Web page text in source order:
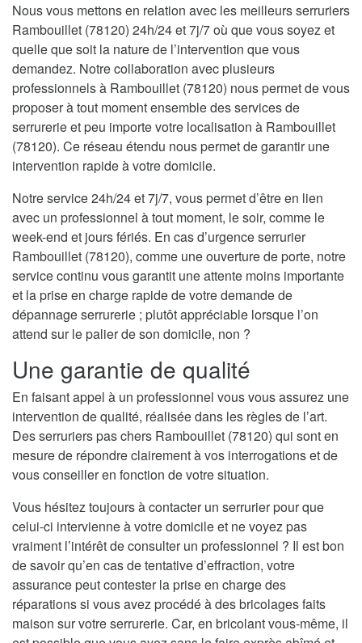
Nous vous mettons en relation avec les meilleurs serruriers
Rambouillet (78120) 24h/24 et 7j/7 où que vous soyez et
quelle que soit la nature de l’intervention que vous
demandez. Notre collaboration avec plusieurs
professionnels à Rambouillet (78120) nous permet de vous
proposer à tout moment ensemble des services de
serrurerie et peu importe votre localisation à Rambouillet
(78120). Ce réseau étendu nous permet de garantir une
intervention rapide à votre domicile.
Notre service 24h/24 et 7j/7, vous permet d’être en lien
avec un professionnel à tout moment, le soir, comme le
week-end et jours fériés. En cas d’urgence serrurier
Rambouillet (78120), comme une ouverture de porte, notre
service continu vous garantit une attente moins importante
et la prise en charge rapide de votre demande de
dépannage serrurerie ; plutôt appréciable lorsque l’on
attend sur le palier de son domicile, non ?
Une garantie de qualité
En faisant appel à un professionnel vous vous assurez une
intervention de qualité, réalisée dans les règles de l’art.
Des serruriers pas chers Rambouillet (78120) qui sont en
mesure de répondre clairement à vos interrogations et de
vous conseiller en fonction de votre situation.
Vous hésitez toujours à contacter un serrurier pour que
celui-ci intervienne à votre domicile et ne voyez pas
vraiment l’intérêt de consulter un professionnel ? Il est bon
de savoir qu’en cas de tentative d’effraction, votre
assurance peut contester la prise en charge des
réparations si vous avez procédé à des bricolages faits
maison sur votre serrurerie. Car, en bricolant vous-même, il